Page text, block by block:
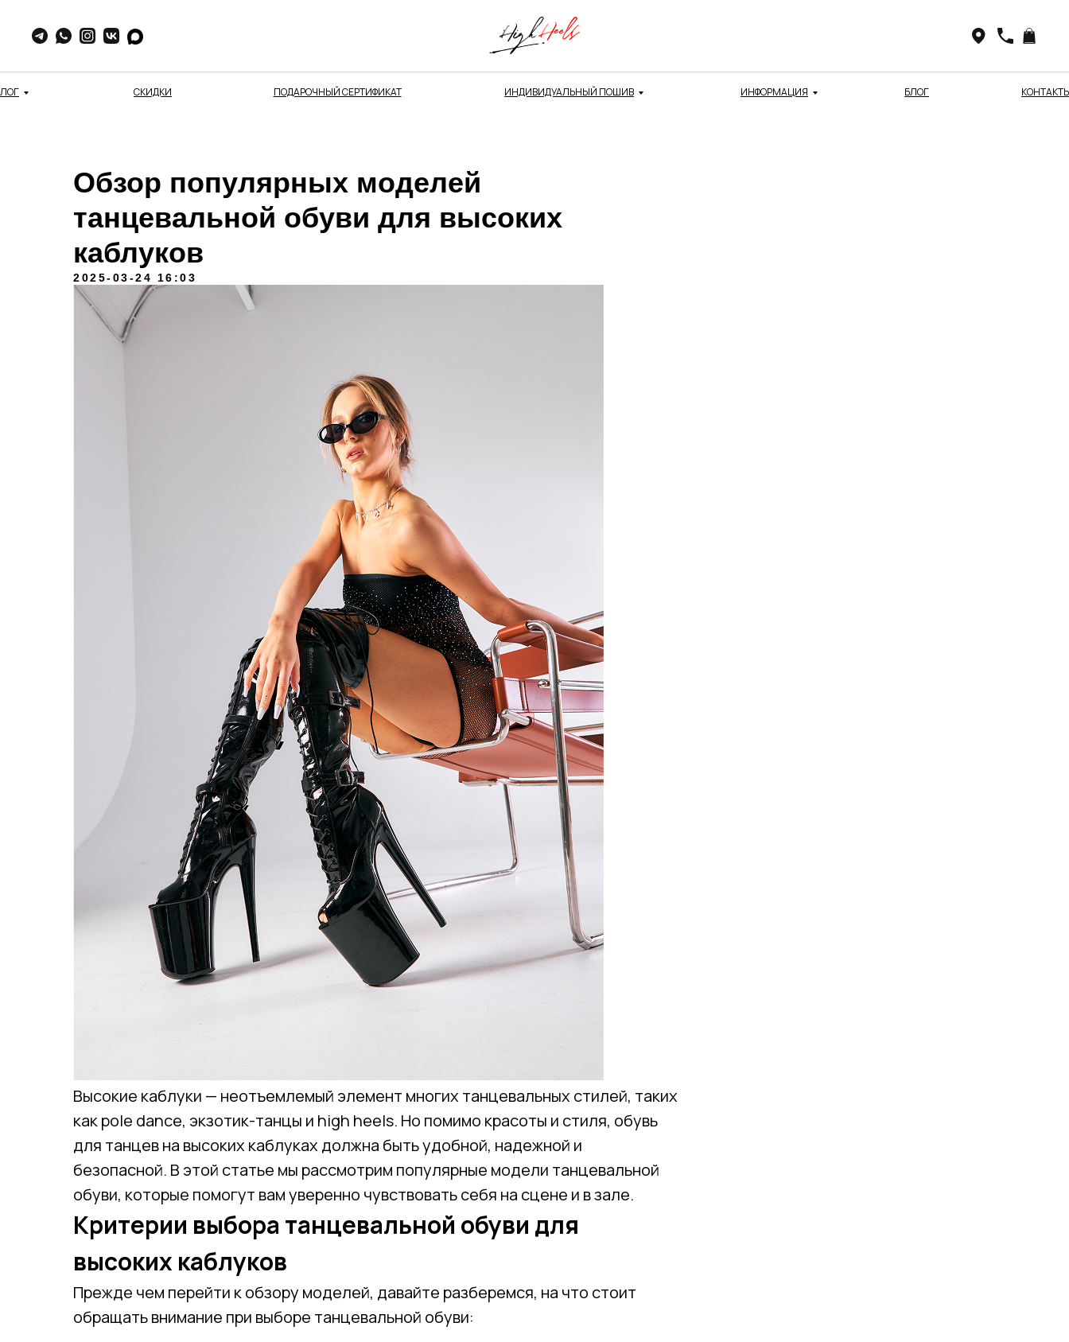
ПОДАРОЧНЫЙ СЕРТИФИКАТ ИНДИВИДУАЛЬНЫЙ ПОШИВ
СКИДКИ ИНФОРМАЦИЯ БЛОГ
Обзор популярных моделей
танцевальной обуви для высоких
каблуков
2025-03-24 16:03
Высокие каблуки — неотъемлемый элемент многих танцевальных стилей, таких
как pole dance, экзотик-танцы и high heels. Но помимо красоты и стиля, обувь
для танцев на высоких каблуках должна быть удобной, надежной и
безопасной. В этой статье мы рассмотрим популярные модели танцевальной
обуви, которые помогут вам уверенно чувствовать себя на сцене и в зале.
Критерии выбора танцевальной обуви для
высоких каблуков
Прежде чем перейти к обзору моделей, давайте разберемся, на что стоит
обращать внимание при выборе танцевальной обуви: